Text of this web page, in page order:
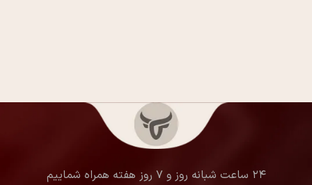
۲۴ ساعت شبانه روز و ۷ روز هفته همراه شماییم